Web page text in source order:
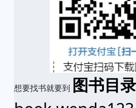
想要找书就要到 图书目